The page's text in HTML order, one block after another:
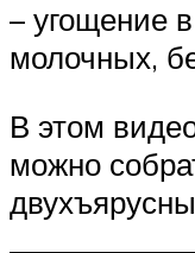
– угощение
молочных,
В этом
можно